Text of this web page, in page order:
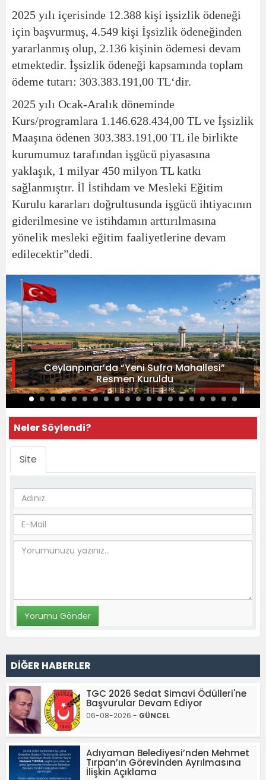
2025 yılı içerisinde 12.388 kişi işsizlik ödeneği
için başvurmuş, 4.549 kişi İşsizlik ödeneğinden
yararlanmış olup, 2.136 kişinin ödemesi devam
etmektedir. İşsizlik ödeneği kapsamında toplam
ödeme tutarı: 303.383.191,00 TL‘dir.
2025 yılı Ocak-Aralık döneminde
Kurs/programlara 1.146.628.434,00 TL ve İşsizlik
Maaşına ödenen 303.383.191,00 TL ile birlikte
kurumumuz tarafından işgücü piyasasına
yaklaşık, 1 milyar 450 milyon TL katkı
sağlanmıştır. İl İstihdam ve Mesleki Eğitim
Kurulu kararları doğrultusunda işgücü ihtiyacının
giderilmesine ve istihdamın arttırılmasına
yönelik mesleki eğitim faaliyetlerine devam
edilecektir”dedi.
Ceylanpınar’da “Yeni Sufra Mahallesi”
Resmen Kuruldu
Neler Söylendi?
Site
DİĞER HABERLER
TGC 2026 Sedat Simavi Ödülleri'ne
Başvurular Devam Ediyor
06-08-2026 - GÜNCEL
Adıyaman Belediyesi’nden Mehmet
Tırpan’ın Görevinden Ayrılmasına
İlişkin Açıklama